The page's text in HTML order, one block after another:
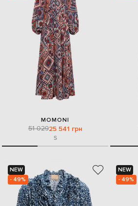
MOMONI
51 02925 541 грн
S
NEW
- 49%
NEW
- 49%